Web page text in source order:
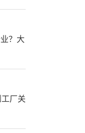
？大
厂关